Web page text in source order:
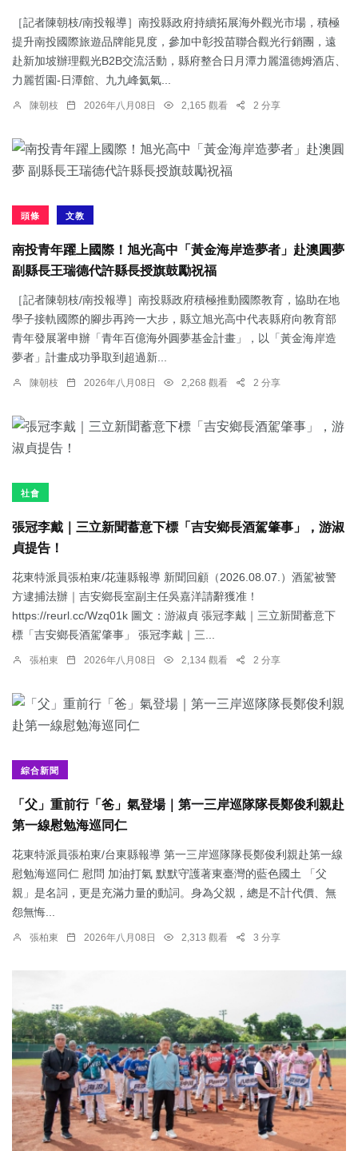
［記者陳朝枝/南投報導］南投縣政府持續拓展海外觀光市場，積極
提升南投國際旅遊品牌能見度，參加中彰投苗聯合觀光行銷團，遠
赴新加坡辦理觀光B2B交流活動，縣府整合日月潭力麗溫德姆酒店、
力麗哲園-日潭館、九九峰氦氣...
陳朝枝 2026年八月08日 2,165 觀看 2 分享
頭條 文教
南投青年躍上國際！旭光高中「黃金海岸造夢者」赴澳圓夢
副縣長王瑞德代許縣長授旗鼓勵祝福
［記者陳朝枝/南投報導］南投縣政府積極推動國際教育，協助在地
學子接軌國際的腳步再跨一大步，縣立旭光高中代表縣府向教育部
青年發展署申辦「青年百億海外圓夢基金計畫」，以「黃金海岸造
夢者」計畫成功爭取到超過新...
陳朝枝 2026年八月08日 2,268 觀看 2 分享
社會
張冠李戴｜三立新聞蓄意下標「吉安鄉長酒駕肇事」，游淑
貞提告！
花東特派員張柏東/花蓮縣報導 新聞回顧（2026.08.07.）酒駕被警
方逮捕法辦｜吉安鄉長室副主任吳嘉洋請辭獲准！
https://reurl.cc/Wzq01k 圖文：游淑貞 張冠李戴｜三立新聞蓄意下
標「吉安鄉長酒駕肇事」 張冠李戴｜三...
張柏東 2026年八月08日 2,134 觀看 2 分享
綜合新聞
「父」重前行「爸」氣登場｜第一三岸巡隊隊長鄭俊利親赴
第一線慰勉海巡同仁
花東特派員張柏東/台東縣報導 第一三岸巡隊隊長鄭俊利親赴第一線
慰勉海巡同仁 慰問 加油打氣 默默守護著東臺灣的藍色國土 「父
親」是名詞，更是充滿力量的動詞。身為父親，總是不計代價、無
怨無悔...
張柏東 2026年八月08日 2,313 觀看 3 分享